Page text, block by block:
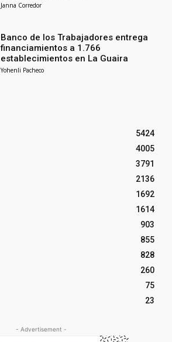
Janna Corredor
Banco de los Trabajadores entrega
financiamientos a 1.766
establecimientos en La Guaira
Yohenli Pacheco
5424
4005
3791
2136
1692
1614
903
855
828
260
75
23
- Advertisement -